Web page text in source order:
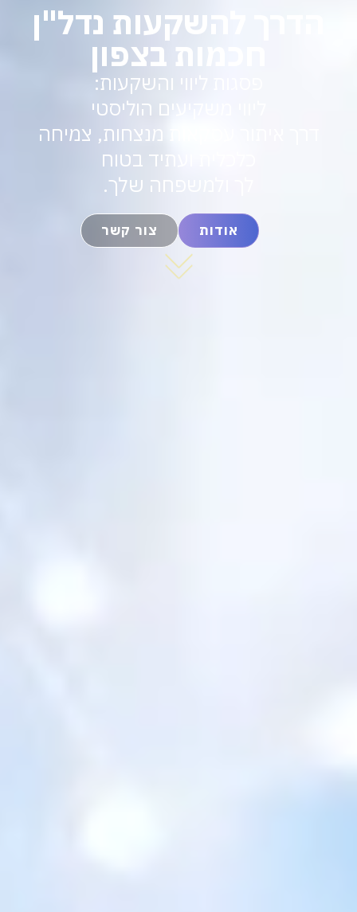
הדרך להשקעות נדל"ן
חכמות בצפון
פסגות ליווי והשקעות:
ליווי משקיעים הוליסטי
דרך איתור עסקאות מנצחות, צמיחה
כלכלית ועתיד בטוח
לך ולמשפחה שלך.
אודות צור קשר